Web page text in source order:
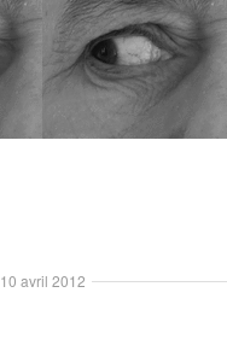
10 avril 2012